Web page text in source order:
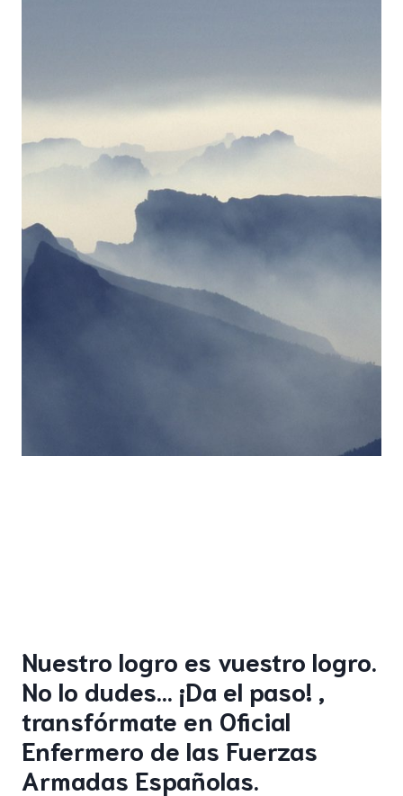
Nuestro logro es vuestro logro.
No lo dudes… ¡Da el paso! ,
transfórmate en Oficial
Enfermero de las Fuerzas
Armadas Españolas.